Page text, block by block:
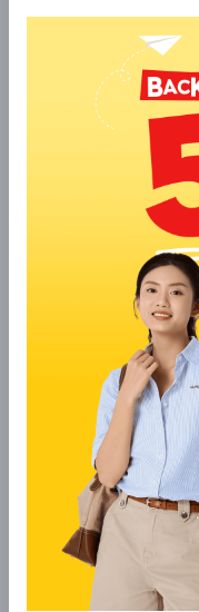
8. MARC
MARC là thương hiệu
phong cách năng
tập chân váy xếp ly dài
kiểu dáng, từ những
chi tiết cách điệu như
sur-ton hay thắt lưng
khi mặc, sử dụng chất
thích hợp cho các bạn
smart-casual. Bạn có
MARC với áo croptop
nhẹ nhàng để tạo nên
9.
TheBlueTshirt là một
dành cho những cô
tinh tế. Các mẫu chân
tông màu trung tính
hợp với nhiều phong
nhàng đến Hàn Quốc
trung vào sự gọn
nhưng vẫn giữ được
phẩm luôn được hoàn
đường may, cạp váy
nhưng chất”. Đây là
sự tinh giản mà vẫn
trang phục hàng ngày.